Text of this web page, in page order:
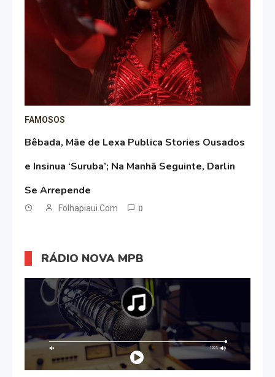
FAMOSOS
Bêbada, Mãe de Lexa Publica Stories Ousados
e Insinua ‘Suruba’; Na Manhã Seguinte, Darlin
Se Arrepende
Folhapiaui.com 0
RÁDIO NOVA MPB